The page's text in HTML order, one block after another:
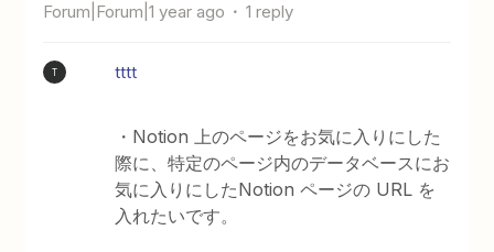
Forum|Forum|1 year ago 1 reply
T tttt
・Notion 上のページをお気に入りにした
際に、特定のページ内のデータベースにお
気に入りにしたNotion ページの URL を
入れたいです。